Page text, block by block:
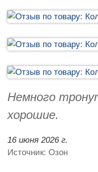
Немного
хорошие.
16 июня 2026 г.
Источник: Озон